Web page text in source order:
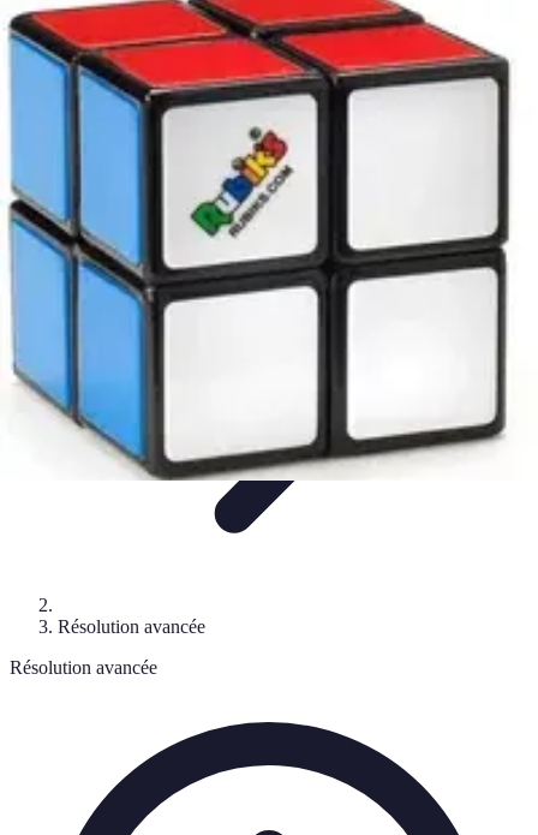
Astuces Rubik Cube
Astuces et TechniquesTechniques de Speedcubing
Astuces et
techniquesRésolution Techniques et Astuces
Résolution avancée
Résolution avancée